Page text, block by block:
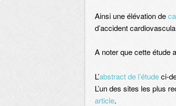
Ainsi une élévation de
d’accident
A noter que cette étude
L’abstract de l’étudeci-
L’un des sites les plus
article.